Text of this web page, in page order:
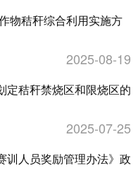
物秸秆综合利用实施方
2025-08-19
定秸秆禁烧区和限烧区的
2025-07-25
训人员奖励管理办法》政